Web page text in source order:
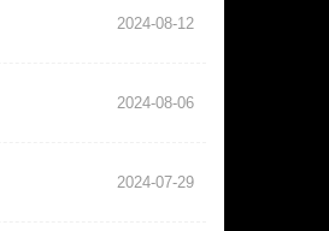
2024-08-12
2024-08-06
2024-07-29